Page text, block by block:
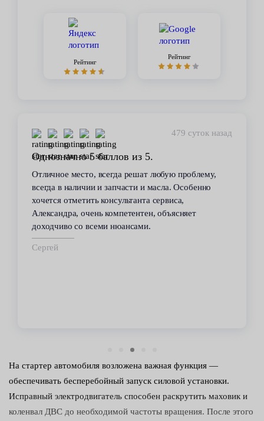
Рейтинг
Рейтинг
479 суток назад
Однозначно 5 баллов из 5.
Отличное место, всегда решат любую проблему,
всегда в наличии и запчасти и масла. Особенно
хочется отметить консультанта сервиса,
Александра, очень компетентен, объясняет
доходчиво со всеми нюансами.
Сергей
На стартер автомобиля возложена важная функция —
обеспечивать бесперебойный запуск силовой установки.
Исправный электродвигатель способен раскрутить маховик и
коленвал ДВС до необходимой частоты вращения. После этого